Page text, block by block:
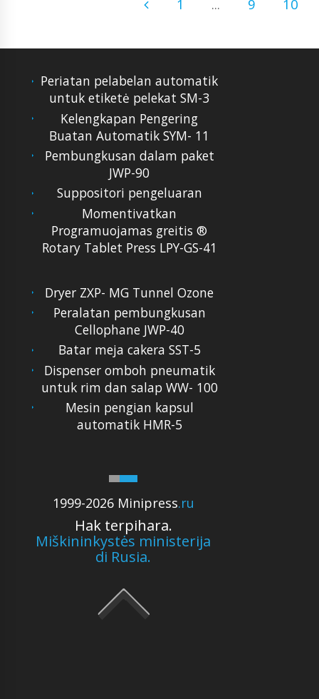
1 ... 9 10
Periatan pelabelan automatik
untuk etiketė pelekat SM-3
Kelengkapan Pengering
Buatan Automatik SYM- 11
Pembungkusan dalam paket
JWP-90
Suppositori pengeluaran
Momentivatkan
Programuojamas greitis ®
Rotary Tablet Press LPY-GS-41
1999-2026 Minipress.ru
Hak terpihara.
Miškininkystės ministerija
di Rusia.
Dryer ZXP- MG Tunnel Ozone
Peralatan pembungkusan
Cellophane JWP-40
Batar meja cakera SST-5
Dispenser omboh pneumatik
untuk rim dan salap WW- 100
Mesin pengian kapsul
automatik HMR-5